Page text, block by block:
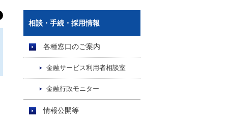
相談・手続・採用情報
各種窓口のご案内
金融サービス利用者相談室
金融行政モニター
情報公開等